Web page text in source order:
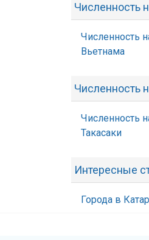
Численность
Численность
Вьетнама
Численность
Численность
Такасаки
Интересные
Города в